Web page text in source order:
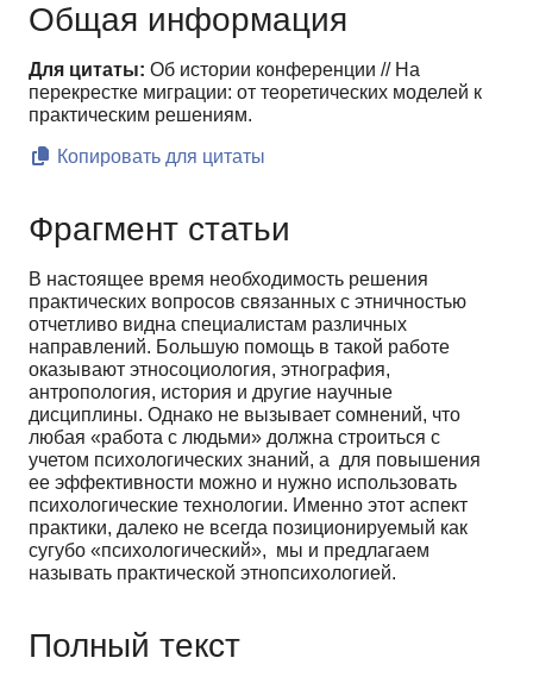
Общая информация
Для цитаты: Об истории конференции // На
перекрестке миграции: от теоретических моделей к
практическим решениям.
Копировать для цитаты
Фрагмент статьи
В настоящее время необходимость решения
практических вопросов связанных с этничностью
отчетливо видна специалистам различных
направлений. Большую помощь в такой работе
оказывают этносоциология, этнография,
антропология, история и другие научные
дисциплины. Однако не вызывает сомнений, что
любая «работа с людьми» должна строиться с
учетом психологических знаний, а для повышения
ее эффективности можно и нужно использовать
психологические технологии. Именно этот аспект
практики, далеко не всегда позиционируемый как
сугубо «психологический», мы и предлагаем
называть практической этнопсихологией.
Полный текст